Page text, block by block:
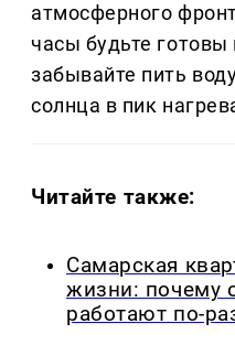
атмосферного
часы будьте
забывайте пить
солнца в пик
Читайте также:
Самарская
жизни: почему
работают по-